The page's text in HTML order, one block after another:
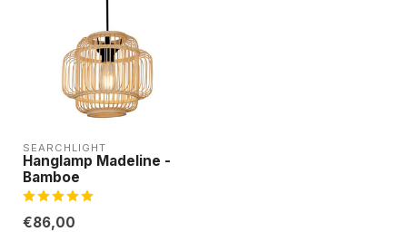
SEARCHLIGHT
Hanglamp Madeline -
Bamboe
€86,00